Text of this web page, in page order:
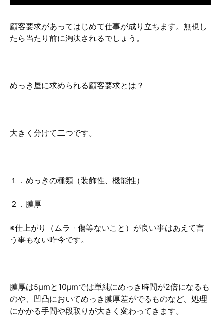
顧客要求があってはじめて仕事が成り立ちます。無視し
たら当たり前に淘汰されるでしょう。
めっき屋に求められる顧客要求とは？
大きく分けて二つです。
１．めっきの種類（装飾性、機能性）
２．膜厚
※仕上がり（ムラ・傷等ないこと）が良い事はあえて言
う事もない昨今です。
膜厚は5μmと10μmでは単純にめっき時間が2倍になるも
のや、凹凸においてめっき膜厚差がでるものなど、処理
にかかる手間や段取りが大きく変わってきます。